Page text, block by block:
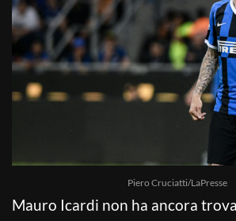
Piero Cruciatti/LaPresse
Mauro Icardi non ha ancora